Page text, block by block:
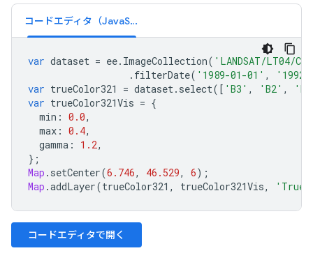
コードエディタ（JavaScript）
var dataset = ee. ImageCollection( 'LANDSAT/LT04/
. filterDate( '1989-01-01' ,
var trueColor321 = dataset. select([ 'B3' , 'B2' ,
var trueColor321Vis = {
min : 0.0,
max : 0.4,
gamma : 1.2,
};
Map . setCenter(6.746, 46.529, 6);
Map .addLayer(trueColor321 , trueColor321Vis, 'True
コードエディタで開く